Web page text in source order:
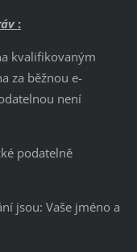
:
kvalifikovaným
za běžnou e-
není
podatelně
jsou: Vaše jméno a